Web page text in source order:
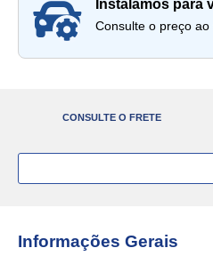
instalamos para
Consulte o preço
CONSULTE O FRETE
Informações Gerais